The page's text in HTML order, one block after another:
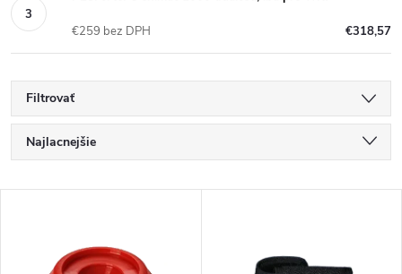
€318,57
€259 bez DPH
Filtrovať
R
a
Najlacnejšie
Abecedne